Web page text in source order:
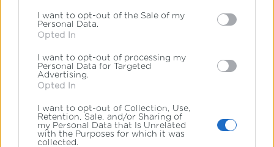
below specified purposes in below Google consent
section.
I want to opt-out of the Sale of my
Personal Data.
Opted In
I want to opt-out of processing my
Personal Data for Targeted
Advertising.
Opted In
I want to opt-out of Collection, Use,
Retention, Sale, and/or Sharing of
my Personal Data that Is Unrelated
with the Purposes for which it was
collected.
Η μεθοδολογία η οποία μας
διδάχτηκε καθ'όλα τα έτη της
εκπαίδευσης μας, ήταν το πιο
σπουδαίο εργαλείο το οποίο
αποκόμισα από τις Σπουδές μου στο
Κολλέγιο IdEF.